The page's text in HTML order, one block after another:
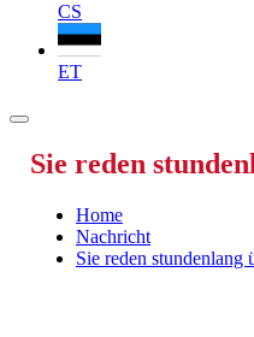
CS
ET
Sie reden
Home
Nachricht
Sie reden stundenlang